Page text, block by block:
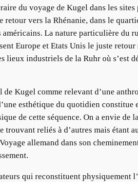
du voyage de Kugel dans les
vers la Rhénanie, dans le
La nature particulière du
Europe et Etats Unis le juste
industriels de la Ruhr où s’est
de Kugel comme relevant d’une
esthétique du quotidien
de cette séquence. On a envie
reliés à d’autres mais étant
allemand dans son
qui reconstituent